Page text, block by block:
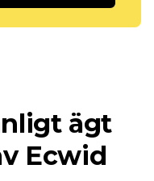
ägt
Ecwid